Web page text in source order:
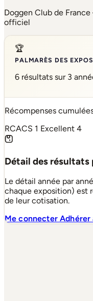
Doggen Club de
officiel
🏆
PALMARÈS DES
6 résultats sur 3
Récompenses
RCACS 1 Excellent 4
Détail des résultats
Le détail année par
chaque exposition) est
de leur cotisation.
Me connecterAdhérer